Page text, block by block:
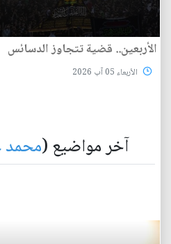
الأربعين.. قضية تتجاوز الدسائس
الأربعاء 05 آب 2026
آخر مواضيع (محمد